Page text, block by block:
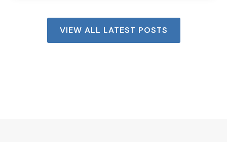
VIEW ALL LATEST POSTS